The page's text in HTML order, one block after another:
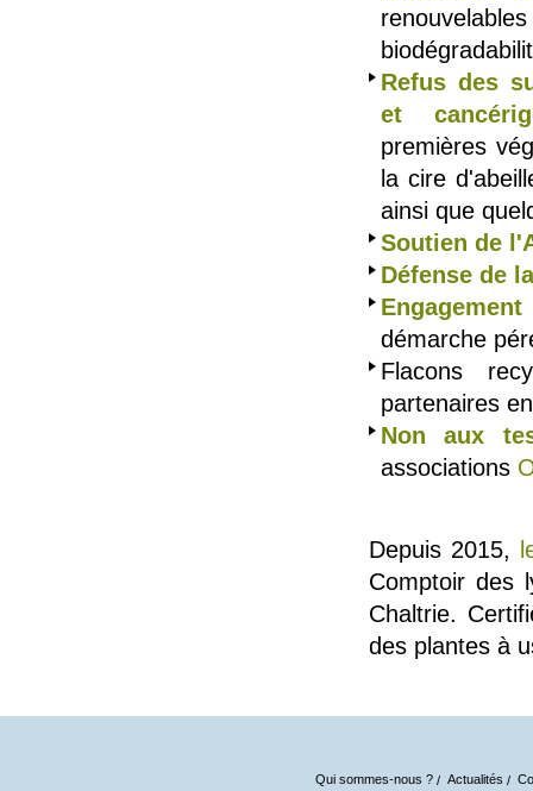
Refus des
et
premières
la cire
ainsi que
Soutien de
Défense de
démarche
Flacons
partenaires
Non aux
associations
Depuis 2015,
Comptoir des
Chaltrie.
des plantes à
Qui sommes-nous ? Actualités